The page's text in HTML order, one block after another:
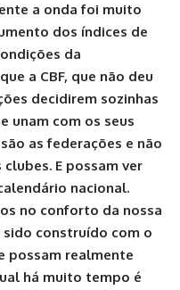
a onda foi muito
dos índices de
da
a CBF, que não deu
decidirem sozinhas
unam com os seus
as federações e não
E possam ver
nacional.
no conforto da nossa
construído com o
possam realmente
há muito tempo é